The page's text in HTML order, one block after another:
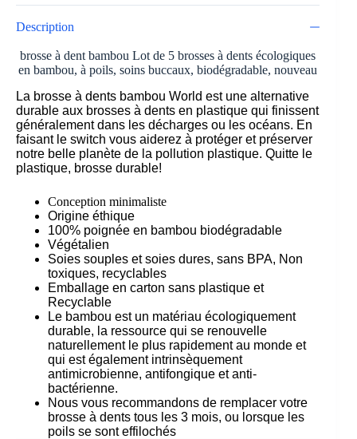
Description
brosse à dent bambou Lot de 5 brosses à dents écologiques
en bambou, à poils, soins buccaux, biodégradable, nouveau
La brosse à dents bambou World est une alternative
durable aux brosses à dents en plastique qui finissent
généralement dans les décharges ou les océans. En
faisant le switch vous aiderez à protéger et préserver
notre belle planète de la pollution plastique. Quitte le
plastique, brosse durable!
Conception minimaliste
Origine éthique
100% poignée en bambou biodégradable
Végétalien
Soies souples et soies dures, sans BPA, Non
toxiques, recyclables
Emballage en carton sans plastique et
Recyclable
Le bambou est un matériau écologiquement
durable, la ressource qui se renouvelle
naturellement le plus rapidement au monde et
qui est également intrinsèquement
antimicrobienne, antifongique et anti-
bactérienne.
Nous vous recommandons de remplacer votre
brosse à dents tous les 3 mois, ou lorsque les
poils se sont effilochés